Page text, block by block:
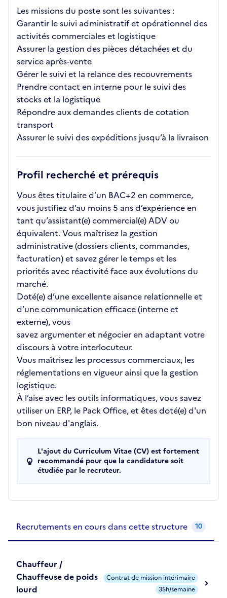
Les missions du poste sont les suivantes :
Garantir le suivi administratif et opérationnel des
activités commerciales et logistique
Assurer la gestion des pièces détachées et du
service après-vente
Gérer le suivi et la relance des recouvrements
Prendre contact en interne pour le suivi des
stocks et la logistique
Répondre aux demandes clients de cotation
transport
Assurer le suivi des expéditions jusqu’à la livraison
Profil recherché et prérequis
Vous êtes titulaire d’un BAC+2 en commerce,
vous justifiez d’au moins 5 ans d’expérience en
tant qu’assistant(e) commercial(e) ADV ou
équivalent. Vous maîtrisez la gestion
administrative (dossiers clients, commandes,
facturation) et savez gérer le temps et les
priorités avec réactivité face aux évolutions du
marché.
Doté(e) d’une excellente aisance relationnelle et
d’une communication efficace (interne et
externe), vous
savez argumenter et négocier en adaptant votre
discours à votre interlocuteur.
Vous maîtrisez les processus commerciaux, les
réglementations en vigueur ainsi que la gestion
logistique.
À l’aise avec les outils informatiques, vous savez
utiliser un ERP, le Pack Office, et êtes doté(e) d'un
bon niveau d'anglais.
L'ajout du Curriculum Vitae (CV) est fortement
recommandé pour que la candidature soit
étudiée par le recruteur.
Recrutements en cours dans cette structure 10
Chauffeur /
Chauffeuse de poids
lourd
Contrat de mission intérimaire
35h/semaine